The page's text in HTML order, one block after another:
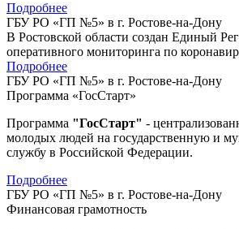
Подробнее
ГБУ РО «ГП №5» в г. Ростове-на-Дону
В Ростовской области создан Единый
оперативного мониторинга по
Подробнее
ГБУ РО «ГП №5» в г. Ростове-на-Дону
Программа «ГосСтарт»
Программа "ГосСтарт" -
молодых людей на государственную и
службу в Российской Федерации.
Подробнее
ГБУ РО «ГП №5» в г. Ростове-на-Дону
Финансовая грамотность